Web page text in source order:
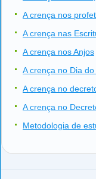
A crença nos
A crença nas
A crença nos Anjos
A crença no Dia
A crença no
A crença no
Metodologia de